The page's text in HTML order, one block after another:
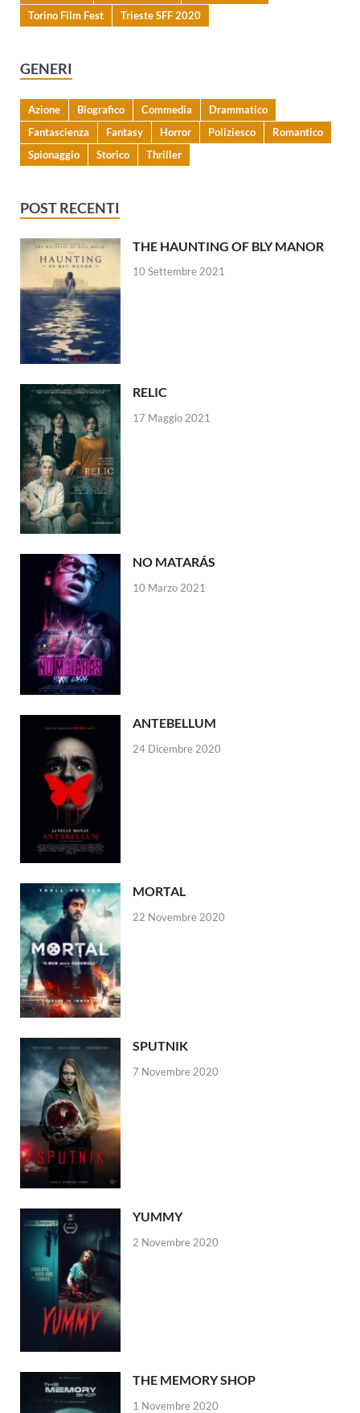
Torino Film Fest
Trieste SFF 2020
GENERI
Azione Biografico Commedia
Drammatico
Fantascienza
Fantasy Horror Poliziesco
Romantico
Spionaggio
Storico Thriller
POST RECENTI
THE HAUNTING OF BLY MANOR
10 Settembre 2021
RELIC
17 Maggio 2021
NO MATARÁS
10 Marzo 2021
ANTEBELLUM
24 Dicembre 2020
MORTAL
22 Novembre 2020
SPUTNIK
7 Novembre 2020
YUMMY
2 Novembre 2020
THE MEMORY SHOP
1 Novembre 2020